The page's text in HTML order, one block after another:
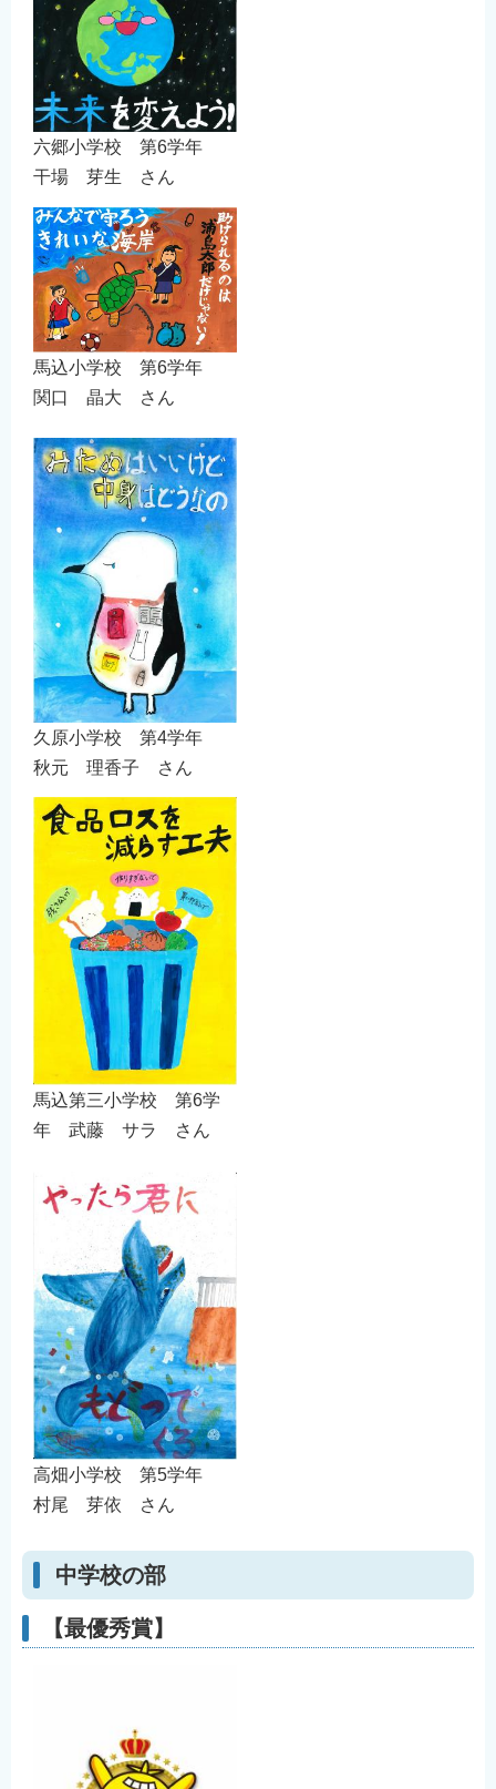
六郷小学校 第6学年
干場 芽生 さん
馬込小学校 第6学年
関口 晶大 さん
久原小学校 第4学年
秋元 理香子 さん
馬込第三小学校 第6学
年 武藤 サラ さん
高畑小学校 第5学年
村尾 芽依 さん
中学校の部
【最優秀賞】